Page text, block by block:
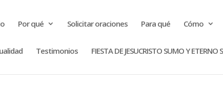
Por qué Solicitar oraciones Para qué Cómo
Testimonios FIESTA DE JESUCRISTO SUMO Y ETERNO